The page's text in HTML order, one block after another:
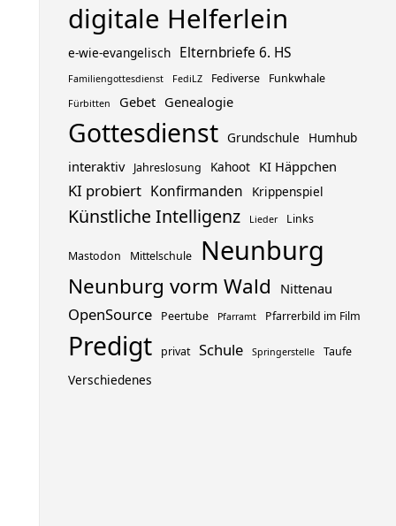
digitale Helferlein
e-wie-evangelisch Elternbriefe 6. HS
Familiengottesdienst FediLZ Fediverse Funkwhale
Fürbitten Gebet Genealogie
Gottesdienst Grundschule Humhub
interaktiv Jahreslosung Kahoot KI Häppchen
KI probiert Konfirmanden Krippenspiel
Künstliche Intelligenz Lieder Links
Mastodon Mittelschule Neunburg
Neunburg vorm Wald Nittenau
OpenSource Peertube Pfarramt Pfarrerbild im Film
Predigt privat Schule Springerstelle Taufe
Verschiedenes